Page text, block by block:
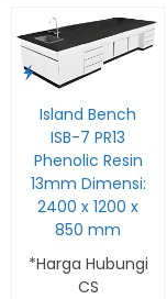
Island Bench
ISB-7 PR13
Phenolic Resin
13mm Dimensi:
2400 x 1200 x
850 mm
*Harga Hubungi
CS